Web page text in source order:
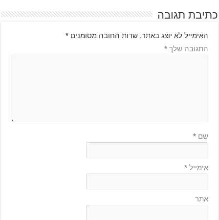
כתיבת תגובה
האימייל לא יוצג באתר. שדות החובה מסומנים *
התגובה שלך *
שם *
אימייל *
אתר